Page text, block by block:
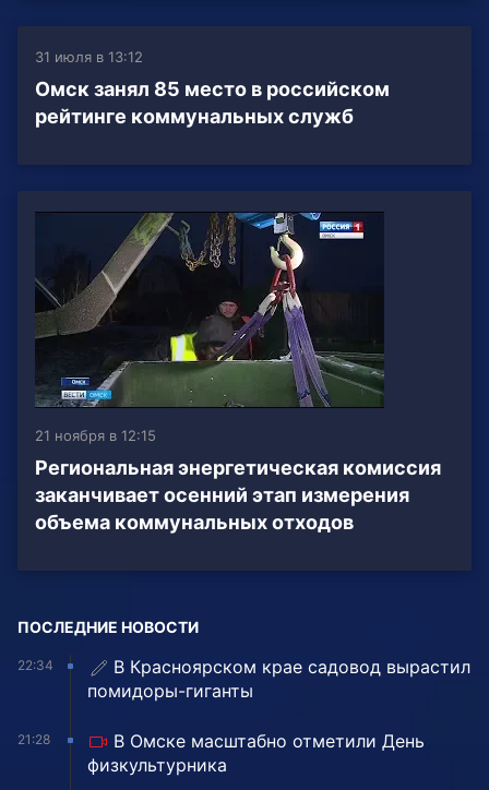
31 июля в 13:12
Омск занял 85 место в российском
рейтинге коммунальных служб
21 ноября в 12:15
Региональная энергетическая комиссия
заканчивает осенний этап измерения
объема коммунальных отходов
ПОСЛЕДНИЕ НОВОСТИ
22:34
В Красноярском крае садовод вырастил
помидоры-гиганты
21:28
В Омске масштабно отметили День
физкультурника